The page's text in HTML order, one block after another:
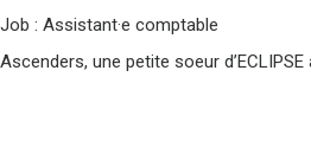
Job : Assistant·e comptable
Ascenders, une petite soeur